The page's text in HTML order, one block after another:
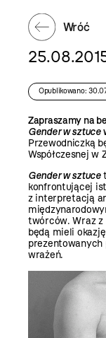
Wróć
Opublikowano:
Zapraszamy na
Gender w sztuce
Przewodniczką
Współczesnej w
Gender w sztuce
konfrontującej
z interpretacją
twórców. Wraz
będą mieli
wrażeń.